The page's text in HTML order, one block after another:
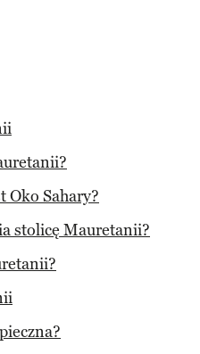
Oko Sahary?
stolicę Mauretanii?